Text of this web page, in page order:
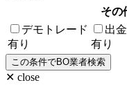
その
デモトレード
有り
出
有り
✕ close